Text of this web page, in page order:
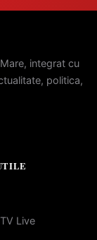
integrat cu
politica,
Live